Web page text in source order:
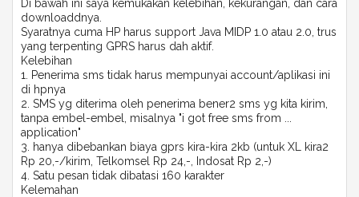
Di bawah ini saya kemukakan kelebihan, kekurangan, dan cara
downloaddnya.
Syaratnya cuma HP harus support Java MIDP 1.0 atau 2.0, trus
yang terpenting GPRS harus dah aktif.
Kelebihan
1. Penerima sms tidak harus mempunyai account/aplikasi ini
di hpnya
2. SMS yg diterima oleh penerima bener2 sms yg kita kirim,
tanpa embel-embel, misalnya "i got free sms from ...
application"
3. hanya dibebankan biaya gprs kira-kira 2kb (untuk XL kira2
Rp 20,-/kirim, Telkomsel Rp 24,-, Indosat Rp 2,-)
4. Satu pesan tidak dibatasi 160 karakter
Kelemahan